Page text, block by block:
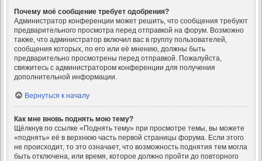
Почему моё сообщение требует одобрения?
Администратор конференции может решить, что сообщения требуют
предварительного просмотра перед отправкой на форум. Возможно
также, что администратор включил вас в группу пользователей,
сообщения которых, по его или её мнению, должны быть
предварительно просмотрены перед отправкой. Пожалуйста,
свяжитесь с администратором конференции для получения
дополнительной информации.
Вернуться к началу
Как мне вновь поднять мою тему?
Щёлкнув по ссылке «Поднять тему» при просмотре темы, вы можете
«поднять» её в верхнюю часть первой страницы форума. Если этого
не происходит, то это означает, что возможность поднятия тем могла
быть отключена, или время, которое должно пройти до повторного